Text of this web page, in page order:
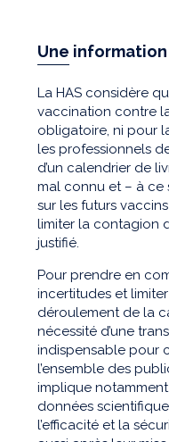
Une
La HAS considère
vaccination contre
obligatoire, ni pour
les professionnels
d’un calendrier de
mal connu et – à
sur les futurs
limiter la contagion
justifié.
Pour prendre en
incertitudes et
déroulement de la
nécessité d’une
indispensable pour
l’ensemble des
implique
données
l’efficacité et la